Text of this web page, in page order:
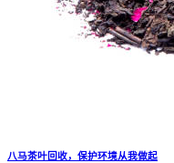
八马茶叶回收，保护环境从我做起